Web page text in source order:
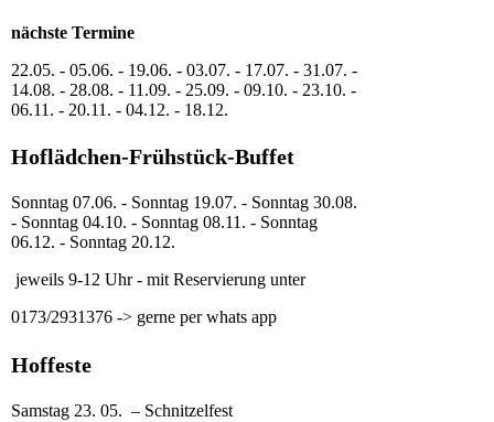
nächste Termine
22.05. - 05.06. - 19.06. - 03.07. - 17.07. - 31.07. -
14.08. - 28.08. - 11.09. - 25.09. - 09.10. - 23.10. -
06.11. - 20.11. - 04.12. - 18.12.
Hoflädchen-Frühstück-Buffet
Sonntag 07.06. - Sonntag 19.07. - Sonntag 30.08.
- Sonntag 04.10. - Sonntag 08.11. - Sonntag
06.12. - Sonntag 20.12.
jeweils 9-12 Uhr - mit Reservierung unter
0173/2931376 -> gerne per whats app
Hoffeste
Samstag 23. 05. – Schnitzelfest